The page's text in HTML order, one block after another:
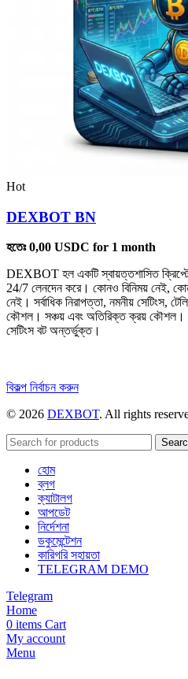
Hot
DEXBOT BN
হতেঃ0,00 USDC for 1 month
DEXBOT হল একটি স্বায়ত্তশাসিত
24/7 লেনদেন করে। কোনও বিনিময় নেই,
নেই। সর্বাধিক নিরাপত্তা, নমনীয় সেটিংস,
কৌশল। সঞ্চয় এবং অতিরিক্ত ক্রয় কৌশল।
সেটিংস বট অন্তর্ভুক্ত।
বিকল্প নির্বাচন করুনএই
একাধিক
রয়েছে।
পারে।
© 2026 DEXBOT. All rights
হোম
ব্লগ
ক্যাটালগ
আপডেট
নির্দেশনা
ডকুমেন্টেশন
কারিগরি সহায়তা
TELEGRAM DEMO
Telegram
Home
0 items Cart
My account
Menu